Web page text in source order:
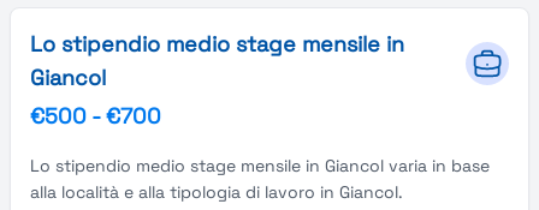
Lo stipendio medio stage mensile in
Giancol
€500 -€700
Lo stipendio medio stage mensile in Giancol varia in base
alla località e alla tipologia di lavoro in Giancol.